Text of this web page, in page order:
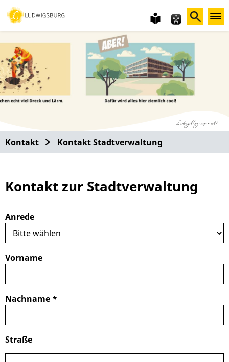
leichte
Sprache
Kontakt Kontakt Stadtverwaltung
Kontakt zur Stadtverwaltung
Anrede
Vorname
Nachname *
Straße